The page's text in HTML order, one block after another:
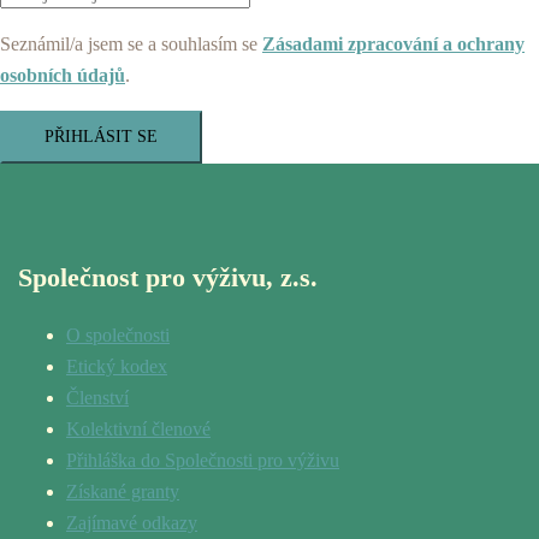
Seznámil/a jsem se a souhlasím se Zásadami zpracování a ochrany
osobních údajů.
PŘIHLÁSIT SE
Společnost pro výživu, z.s.
O společnosti
Etický kodex
Členství
Kolektivní členové
Přihláška do Společnosti pro výživu
Získané granty
Zajímavé odkazy